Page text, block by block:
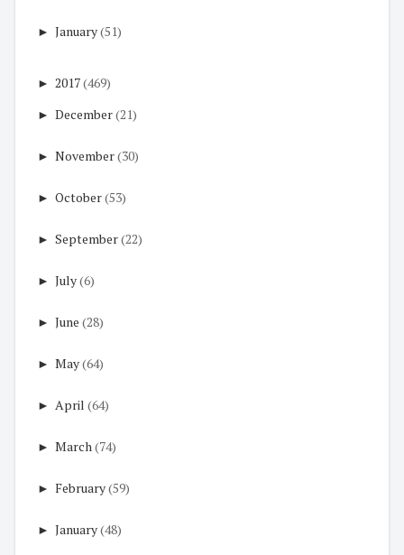
► January(51)
► 2017(469)
► December(21)
► November(30)
► October(53)
► September(22)
► July(6)
► June (28)
► May(64)
► April (64)
► March(74)
► February(59)
► January(48)